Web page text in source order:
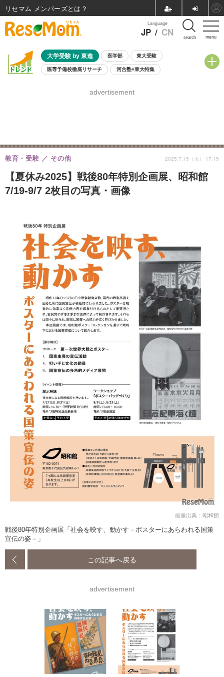
menu
Language
JP / CN search
大学受験 by 東進 医学部 東大受験
医専予備校徹底リサーチ 河合塾×東大特集
8月開催学校説明会・相談会
advertisement
【夏休み2025】戦後80年特別企画展、昭和館
7/19-9/7 2枚目の写真・画像
教育・受験 その他 2025.7.15（火） 17:15
画像出典：昭和館
戦後80年特別企画展「社会を映す、動かす－ポスターにあらわれる国策
宣伝の姿－」
この記事へ戻る
advertisement
リセマム メンバーズ